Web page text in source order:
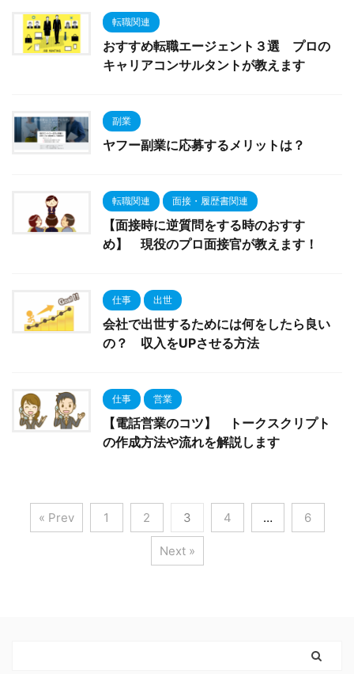
転職関連
おすすめ転職エージェント３選 プロの
キャリアコンサルタントが教えます
副業
ヤフー副業に応募するメリットは？
転職関連 面接・履歴書関連
【面接時に逆質問をする時のおすす
め】 現役のプロ面接官が教えます！
仕事 出世
会社で出世するためには何をしたら良い
の？ 収入をUPさせる方法
仕事 営業
【電話営業のコツ】 トークスクリプト
の作成方法や流れを解説します
« Prev 1 2 3 4 … 6
Next »